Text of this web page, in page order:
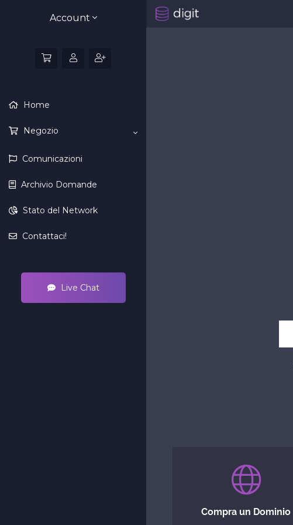
Account
Home
Negozio
Comunicazioni
Archivio Domande
Stato del Network
Contattaci!
Live Chat
Compra un Dominio